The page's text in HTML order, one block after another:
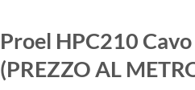
Proel HPC210
(PREZZO AL